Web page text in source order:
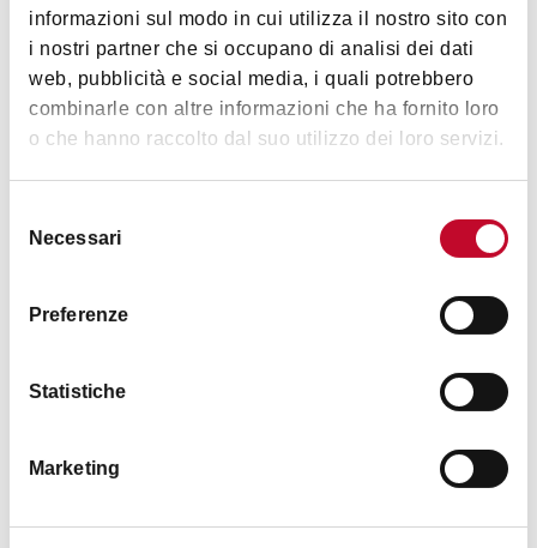
informazioni sul modo in cui utilizza il nostro sito con
i nostri partner che si occupano di analisi dei dati
web, pubblicità e social media, i quali potrebbero
combinarle con altre informazioni che ha fornito loro
o che hanno raccolto dal suo utilizzo dei loro servizi.
delNecessari
Preferenze
Statistiche
Marketing
Bilder